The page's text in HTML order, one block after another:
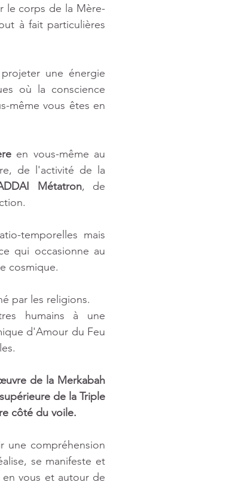
le corps de la Mère-
à fait particulières
une énergie
où la conscience
même vous êtes en
en vous-même au
de l'activité de la
Métatron
temporelles mais
qui occasionne au
cosmique.
par les religions.
humains à une
d'Amour du Feu
de la Merkabah
de la Triple
côté du voile.
une compréhension
se manifeste et
en vous et autour de